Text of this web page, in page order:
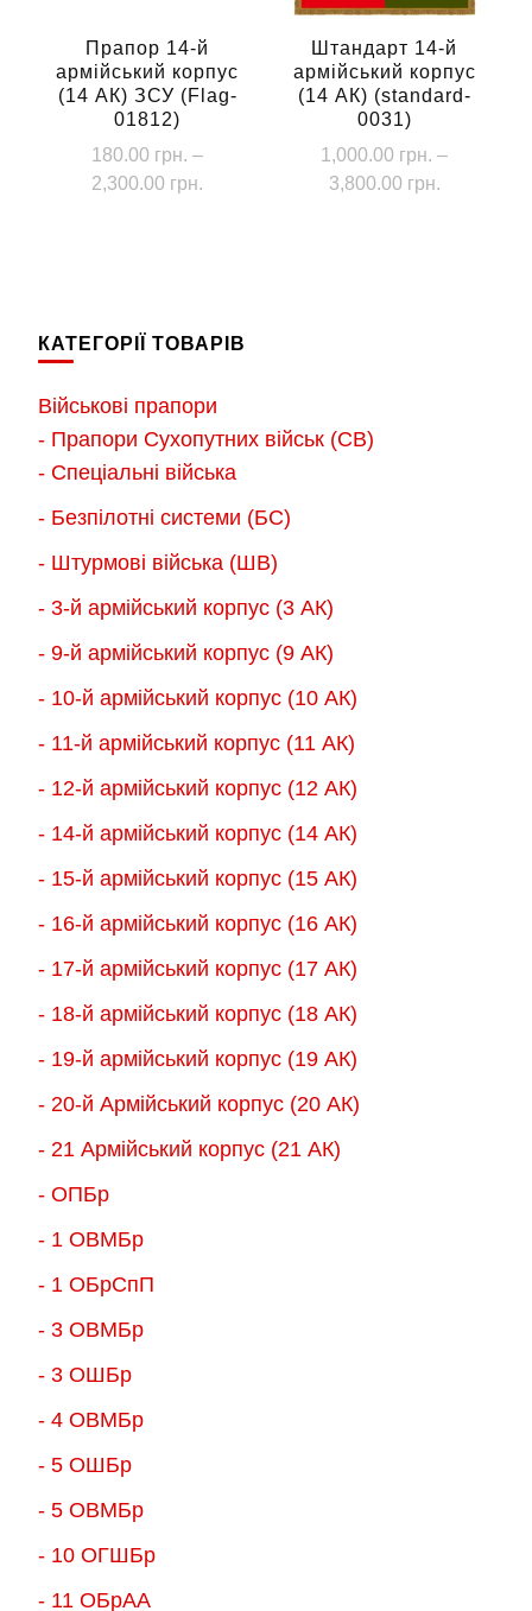
сторінці
товару
на
сторінці
товару
Прапор 14-й
армійський корпус
(14 АК) ЗСУ (Flag-
01812)
180.00 грн. –
2,300.00 грн.
варіантів.
можна
вибрати
сторінці
товару
Штандарт 14-й
армійський корпус
(14 АК) (standard-
0031)
1,000.00 грн. –
3,800.00 грн.
КАТЕГОРІЇ ТОВАРІВ
Військові прапори
- Прапори Сухопутних військ (СВ)
- Спеціальні війська
- Безпілотні системи (БС)
- Штурмові війська (ШВ)
- 3-й армійський корпус (3 АК)
- 9-й армійський корпус (9 АК)
- 10-й армійський корпус (10 АК)
- 11-й армійський корпус (11 АК)
- 12-й армійський корпус (12 АК)
- 14-й армійський корпус (14 АК)
- 15-й армійський корпус (15 АК)
- 16-й армійський корпус (16 АК)
- 17-й армійський корпус (17 АК)
- 18-й армійський корпус (18 AК)
- 19-й армійський корпус (19 АК)
- 20-й Армійський корпус (20 АК)
- 21 Армійський корпус (21 АК)
- ОПБр
- 1 ОВМБр
- 1 ОБрСпП
- 3 ОВМБр
- 3 ОШБр
- 4 ОВМБр
- 5 ОШБр
- 5 ОВМБр
- 10 ОГШБр
- 11 ОБрАА